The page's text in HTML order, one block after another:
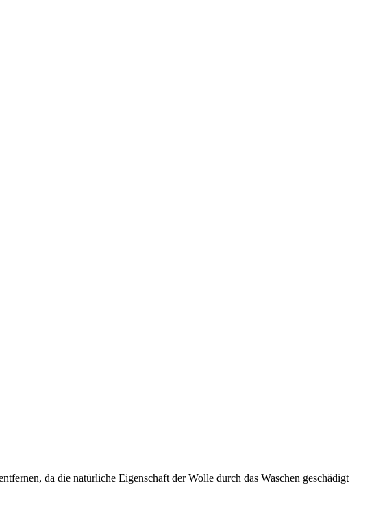
da die natürliche Eigenschaft der Wolle durch das Waschen geschädigt